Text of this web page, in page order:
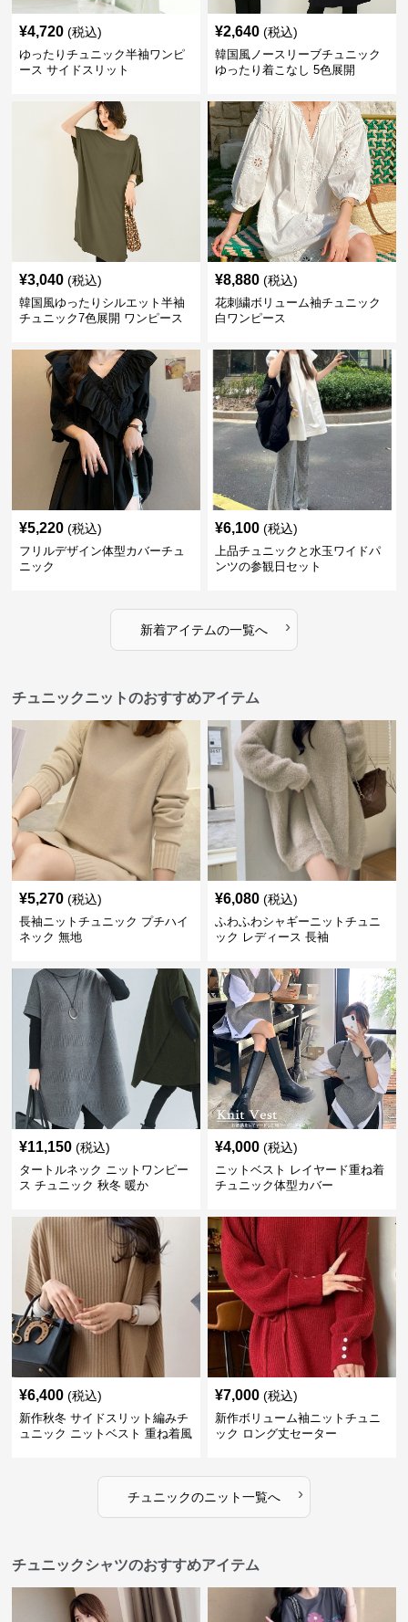
¥4,720 (税込)
ゆったりチュニック半袖ワンピ
ース サイドスリット
¥2,640 (税込)
韓国風ノースリーブチュニック
ゆったり着こなし 5色展開
¥3,040 (税込)
韓国風ゆったりシルエット半袖
チュニック7色展開 ワンピース
¥8,880 (税込)
花刺繍ボリューム袖チュニック
白ワンピース
¥5,220 (税込)
フリルデザイン体型カバーチュ
ニック
¥6,100 (税込)
上品チュニックと水玉ワイドパ
ンツの参観日セット
新着アイテムの一覧へ ›
チュニックニットのおすすめアイテム
¥5,270 (税込)
長袖ニットチュニック プチハイ
ネック 無地
¥6,080 (税込)
ふわふわシャギーニットチュニ
ック レディース 長袖
¥11,150 (税込)
タートルネック ニットワンピー
ス チュニック 秋冬 暖か
¥4,000 (税込)
ニットベスト レイヤード重ね着
チュニック体型カバー
¥6,400 (税込)
新作秋冬 サイドスリット編みチ
ュニック ニットベスト 重ね着風
¥7,000 (税込)
新作ボリューム袖ニットチュニ
ック ロング丈セーター
チュニックのニット一覧へ ›
チュニックシャツのおすすめアイテム